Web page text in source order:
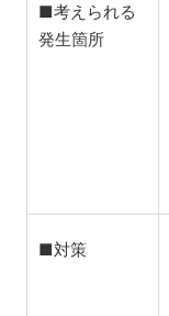
■考えられる
発生箇所
■対策